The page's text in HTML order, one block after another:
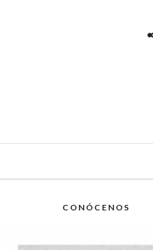
CONÓCENOS